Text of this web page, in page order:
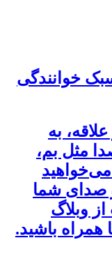
خوانندگی
به
مثل بم،
می‌خواهید
و صدای شما
وبلاگ
همراه باشید.